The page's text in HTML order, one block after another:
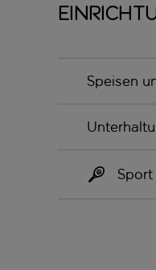
Speisen
Sport